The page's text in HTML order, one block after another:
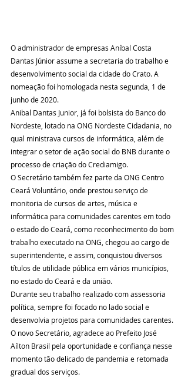
O administrador de empresas Aníbal Costa
Dantas Júnior assume a secretaria do trabalho e
desenvolvimento social da cidade do Crato. A
nomeação foi homologada nesta segunda, 1 de
junho de 2020.
Anibal Dantas Junior, já foi bolsista do Banco do
Nordeste, lotado na ONG Nordeste Cidadania, no
qual ministrava cursos de informática, além de
integrar o setor de ação social do BNB durante o
processo de criação do Crediamigo.
O Secretário também fez parte da ONG Centro
Ceará Voluntário, onde prestou serviço de
monitoria de cursos de artes, música e
informática para comunidades carentes em todo
o estado do Ceará, como reconhecimento do bom
trabalho executado na ONG, chegou ao cargo de
superintendente, e assim, conquistou diversos
títulos de utilidade pública em vários municípios,
no estado do Ceará e da união.
Durante seu trabalho realizado com assessoria
política, sempre foi focado no lado social e
desenvolvia projetos para comunidades carentes.
O novo Secretário, agradece ao Prefeito José
Aílton Brasil pela oportunidade e confiança nesse
momento tão delicado de pandemia e retomada
gradual dos serviços.